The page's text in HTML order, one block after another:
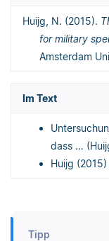
Huijg, N. (2015).
for military
Amsterdam
Im Text
dass …
Huijg
Tipp